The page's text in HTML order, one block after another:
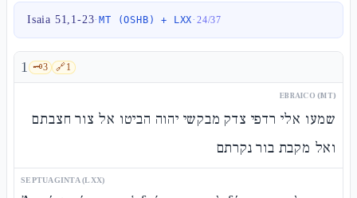
Isaia 51,1-23·MT (OSHB) + LXX·24/37
1 🗝️3 🔗1
EBRAICO (MT)
שמעו אלי רדפי צדק מבקשי יהוה הביטו אל צור חצבתם
ואל מקבת בור נקרתם
SEPTUAGINTA (LXX)